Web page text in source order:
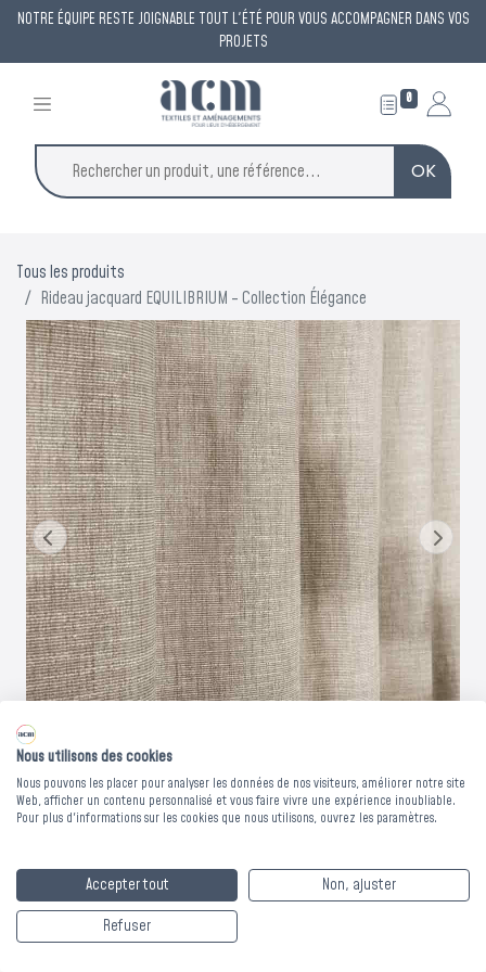
NOTRE ÉQUIPE RESTE JOIGNABLE TOUT L'ÉTÉ POUR VOUS ACCOMPAGNER DANS VOS
PROJETS
0
OK
Tous les produits
Rideau jacquard EQUILIBRIUM - Collection Élégance
Rideau jacquard
EQUILIBRIUM -
Collection Élégance
ACM reste à votre
écoute
tout l'été
Une permanence est assurée tout l'été pour répondre à
vos demandes et vous accompagner dans vos projets.
Vous avez un projet de protection contre la chaleur ?
Les bons de commande doivent être validés avant le 31
août pour bénéficier du dispositif exceptionnel.
Nous contacter
Nous utilisons des cookies
Nous pouvons les placer pour analyser les données de nos visiteurs, améliorer notre site
Web, afficher un contenu personnalisé et vous faire vivre une expérience inoubliable.
Pour plus d'informations sur les cookies que nous utilisons, ouvrez les paramètres.
Accepter tout
Non, ajuster
Refuser